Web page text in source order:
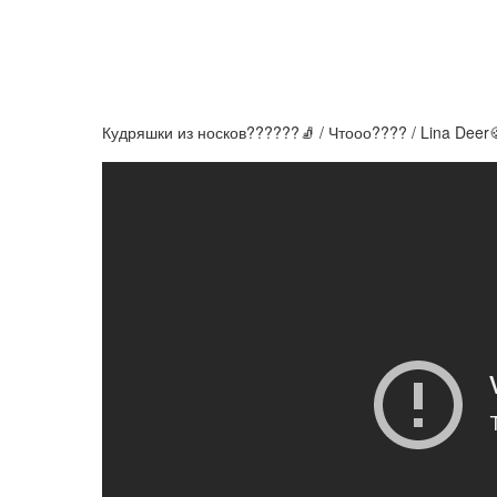
Кудряшки из носков??????🧦 / Чтооо???? / Lina